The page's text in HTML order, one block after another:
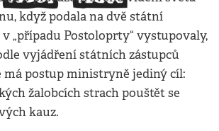
když podala na dvě státní
„případu Postoloprty“ vystupovaly,
vyjádření státních zástupců
postup ministryně jediný cíl:
žalobcích strach pouštět se
kauz.